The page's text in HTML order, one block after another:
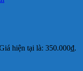
hiện tại là: 350.000₫.